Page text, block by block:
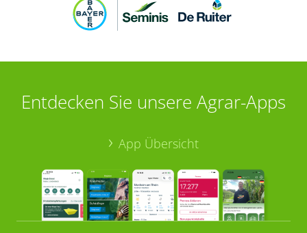
Entdecken Sie unsere Agrar-Apps
App Übersicht